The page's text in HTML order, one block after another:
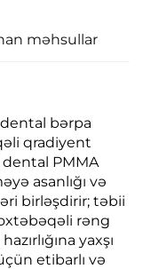
məhsullar
bərpa
qradiyent
PMMA
asanlığı və
birləşdirir; təbii
rəng
yaxşı
etibarlı və